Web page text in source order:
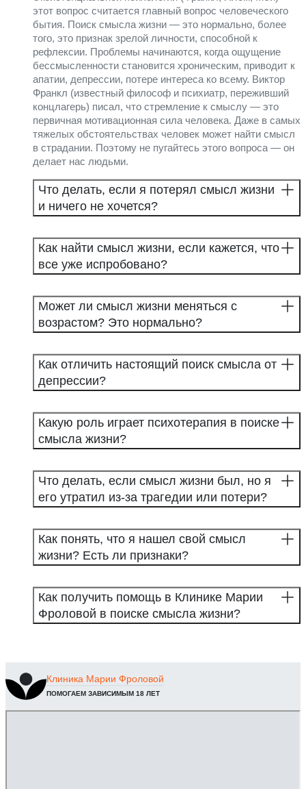
этот вопрос считается главный вопрос человеческого
бытия. Поиск смысла жизни — это нормально, более
того, это признак зрелой личности, способной к
рефлексии. Проблемы начинаются, когда ощущение
бессмысленности становится хроническим, приводит к
апатии, депрессии, потере интереса ко всему. Виктор
Франкл (известный философ и психиатр, переживший
концлагерь) писал, что стремление к смыслу — это
первичная мотивационная сила человека. Даже в самых
тяжелых обстоятельствах человек может найти смысл
в страдании. Поэтому не пугайтесь этого вопроса — он
делает нас людьми.
Что делать, если я потерял смысл жизни
и ничего не хочется?
Как найти смысл жизни, если кажется, что
все уже испробовано?
Может ли смысл жизни меняться с
возрастом? Это нормально?
Как отличить настоящий поиск смысла от
депрессии?
Какую роль играет психотерапия в поиске
смысла жизни?
Что делать, если смысл жизни был, но я
его утратил из-за трагедии или потери?
Как понять, что я нашел свой смысл
жизни? Есть ли признаки?
Как получить помощь в Клинике Марии
Фроловой в поиске смысла жизни?
Клиника Марии Фроловой
ПОМОГАЕМ ЗАВИСИМЫМ 18 ЛЕТ